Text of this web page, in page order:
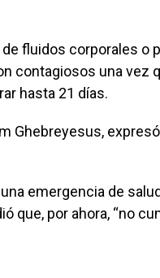
fluidos corporales o
contagiosos una vez
hasta 21 días.
Ghebreyesus,
emergencia de
que, por ahora, “no